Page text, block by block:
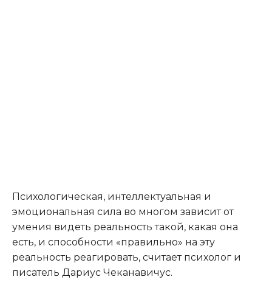
Психологическая, интеллектуальная и
эмоциональная сила во многом зависит от
умения видеть реальность такой, какая она
есть, и способности «правильно» на эту
реальность реагировать, считает психолог и
писатель Дариус Чеканавичус.